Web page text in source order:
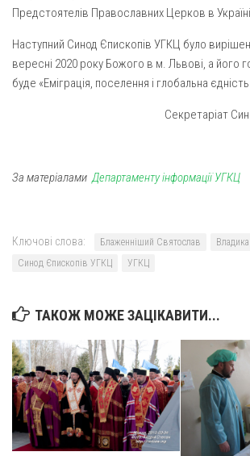
Предстоятелів Православних Церков в
Наступний Синод Єпископів УГКЦ було
вересні 2020 року Божого в м. Львові, а його
буде «Еміграція, поселення і глобальна
Секретаріат
За матеріаламиДепартаменту інформації УГКЦ
Ключові слова: Блаженніший Святослав
Синод Єпископів УГКЦ
УГКЦ
ТАКОЖ МОЖЕ ЗАЦІКАВИТИ...